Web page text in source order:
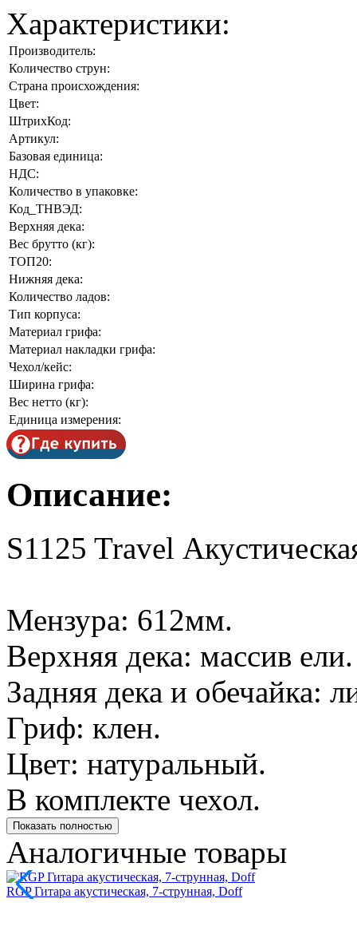
Характеристики:
Производитель:
Количество струн:
Страна происхождения:
Цвет:
ШтрихКод:
Артикул:
Базовая единица:
НДС:
Количество в упаковке:
Код_ТНВЭД:
Верхняя дека:
Вес брутто (кг):
ТОП20:
Нижняя дека:
Количество ладов:
Тип корпуса:
Материал грифа:
Материал накладки грифа:
Чехол/кейс:
Ширина грифа:
Вес нетто (кг):
Единица измерения:
Описание:
S1125 Travel
Мензура: 612мм.
Верхняя дека: массив ели.
Задняя дека и обечайка:
Гриф: клен.
Цвет: натуральный.
В комплекте чехол.
Показать полностью
Аналогичные товары
RGP Гитара акустическая, 7-струнная, Doff